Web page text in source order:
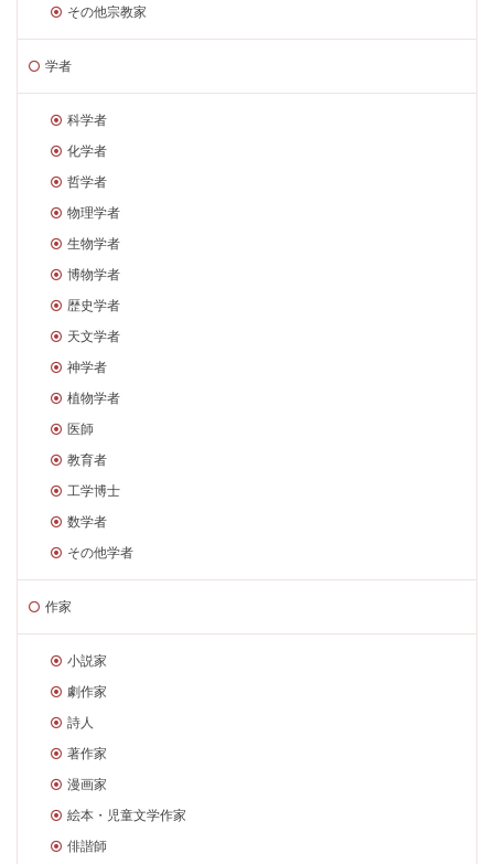
その他宗教家
学者
科学者
化学者
哲学者
物理学者
生物学者
博物学者
歴史学者
天文学者
神学者
植物学者
医師
教育者
工学博士
数学者
その他学者
作家
小説家
劇作家
詩人
著作家
漫画家
絵本・児童文学作家
俳諧師